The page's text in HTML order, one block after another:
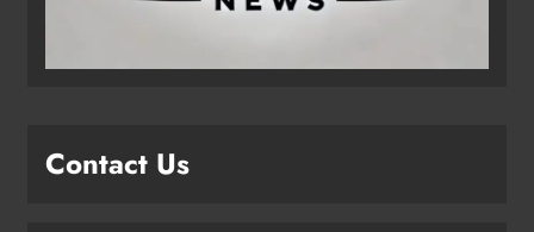
Contact Us